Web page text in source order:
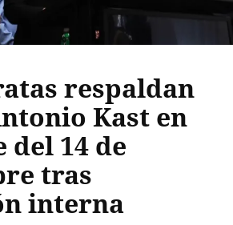
respaldan
Kast en
del 14 de
tras
interna